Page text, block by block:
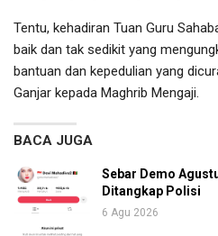
Tentu, kehadiran Tuan Guru
baik dan tak sedikit yang
bantuan dan kepedulian yang
Ganjar kepada Maghrib Mengaji.
BACA JUGA
Sebar Demo
Ditangkap Polisi
6 Agu 2026